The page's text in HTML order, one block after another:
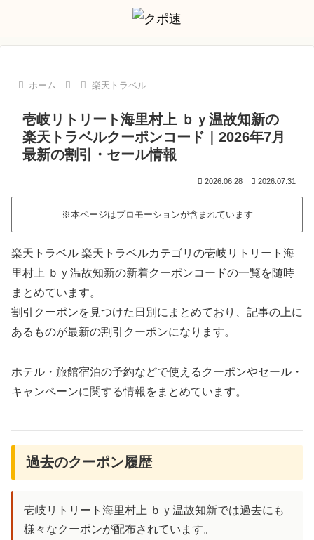
ホーム 楽天トラベル
壱岐リトリート海里村上 ｂｙ温故知新の
楽天トラベルクーポンコード｜2026年7月
最新の割引・セール情報
2026.06.28 2026.07.31
※本ページはプロモーションが含まれています
楽天トラベル 楽天トラベルカテゴリの壱岐リトリート海
里村上 ｂｙ温故知新の新着クーポンコードの一覧を随時
まとめています。
割引クーポンを見つけた日別にまとめており、記事の上に
あるものが最新の割引クーポンになります。
ホテル・旅館宿泊の予約などで使えるクーポンやセール・
キャンペーンに関する情報をまとめています。
過去のクーポン履歴
壱岐リトリート海里村上 ｂｙ温故知新では過去にも
様々なクーポンが配布されています。